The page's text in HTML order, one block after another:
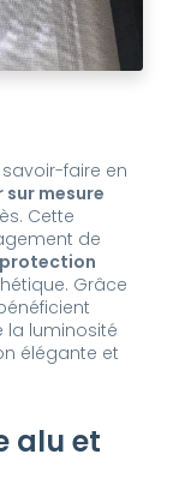
faire en
mesure
Cette
de
protection
Grâce
la luminosité
élégante et
alu et